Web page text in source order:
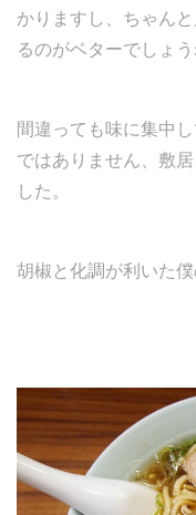
かりますし、ちゃん
るのがベターでしょう
間違っても味に集中
ではありません、敷
した。
胡椒と化調が利いた